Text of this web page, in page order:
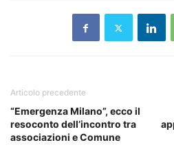
Articolo precedente
“Emergenza Milano”, ecco il
resoconto dell’incontro tra
associazioni e Comune